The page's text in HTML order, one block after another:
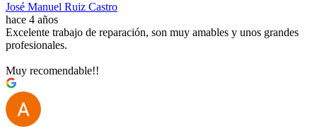
José Manuel Ruiz Castro
hace 4 años
Excelente trabajo de reparación, son muy amables y unos grandes
profesionales.
Muy recomendable!!